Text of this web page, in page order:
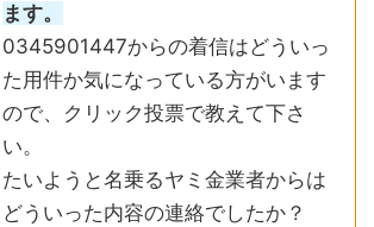
ます。
0345901447からの着信はどういっ
た用件か気になっている方がいます
ので、クリック投票で教えて下さ
い。
たいようと名乗るヤミ金業者からは
どういった内容の連絡でしたか？